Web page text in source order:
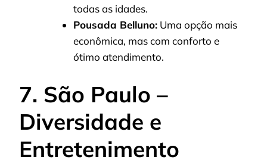
todas as idades.
Pousada Belluno: Uma opção mais
econômica, mas com conforto e
ótimo atendimento.
7. São Paulo –
Diversidade e
Entretenimento